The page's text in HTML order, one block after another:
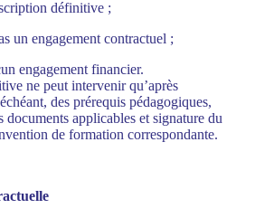
définitive ;
un engagement contractuel ;
engagement financier.
ne peut intervenir qu’après
des prérequis pédagogiques,
documents applicables et signature du
de formation correspondante.